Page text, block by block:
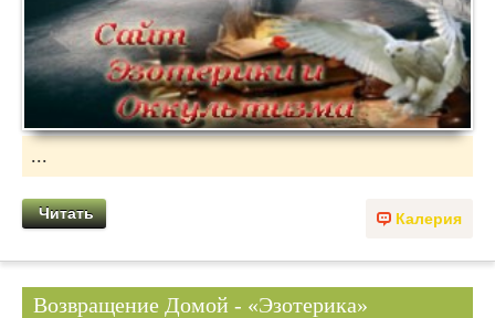
...
Калерия
Читать
Возвращение Домой - «Эзотерика»